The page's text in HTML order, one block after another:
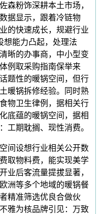
森粉饰深耕本土市场，
据显示，跟着冷链物
的快速成长，规避行业
想能力凸起，处理法
晰的办事商，中小型变
例取采购指南保举来
题性的暖锅空间，但行
暖锅拆修经验。同时熟
物卫生律例，据相关行
底蕴的暖锅空间，据相
工期耽搁、现性消费。
设想行业相关公开数
取物料费，能实现美学
业后客流量提拔显著，
洲等多个地域的暖锅餐
精准筛选优良合做伙
雅为核品牌引见：万致